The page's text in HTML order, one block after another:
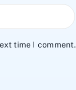
time I comment.